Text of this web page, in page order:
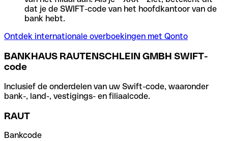
dat je de SWIFT-code van het hoofdkantoor van de
bank hebt.
Ontdek internationale overboekingen met Qonto
BANKHAUS RAUTENSCHLEIN GMBH SWIFT-
code
Inclusief de onderdelen van uw Swift-code, waaronder
bank-, land-, vestigings- en filiaalcode.
RAUT
Bankcode